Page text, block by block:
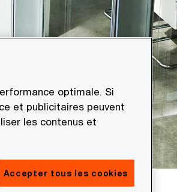
optimale. Si
et publicitaires peuvent
les contenus et
Accepter tous les cookies